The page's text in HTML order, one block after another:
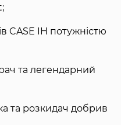
CASE IH потужністю
та легендарний
та розкидач добрив